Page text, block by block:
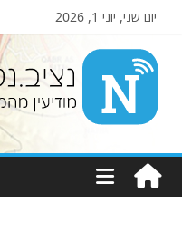
יום שני, יוני 1, 2026
Nziv.net
מודיעין
מהמקורות